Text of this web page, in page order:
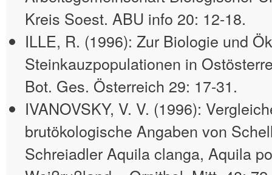
Kreis Soest. ABU info 20: 12-18.
ILLE, R. (1996): Zur Biologie und
Steinkauzpopulationen in
Bot. Ges. Österreich 29: 17-31.
IVANOVSKY, V. V. (1996):
brutökologische Angaben von
Schreiadler Aquila clanga, Aquila